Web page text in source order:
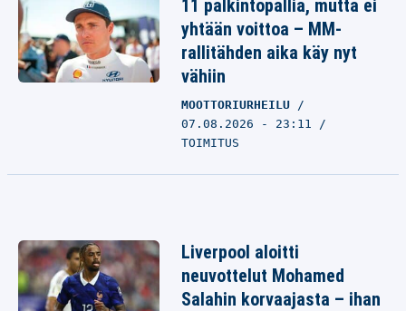
11 palkintopallia, mutta ei
yhtään voittoa – MM-
rallitähden aika käy nyt
vähiin
MOOTTORIURHEILU
07.08.2026 - 23:11
TOIMITUS
Liverpool aloitti
neuvottelut Mohamed
Salahin korvaajasta – ihan